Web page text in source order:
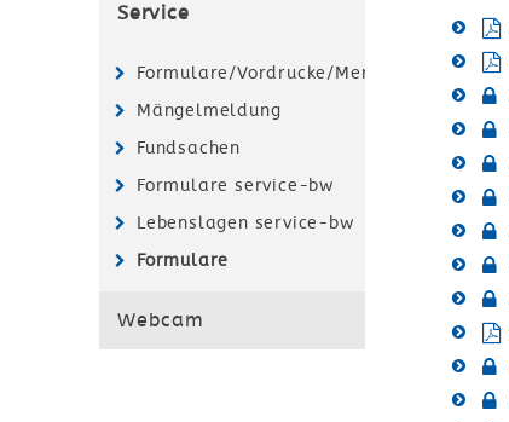
Service
Formulare/Vordrucke/Merkblätter
Mängelmeldung
Fundsachen
Formulare service-bw
Lebenslagen service-bw
Formulare
Webcam